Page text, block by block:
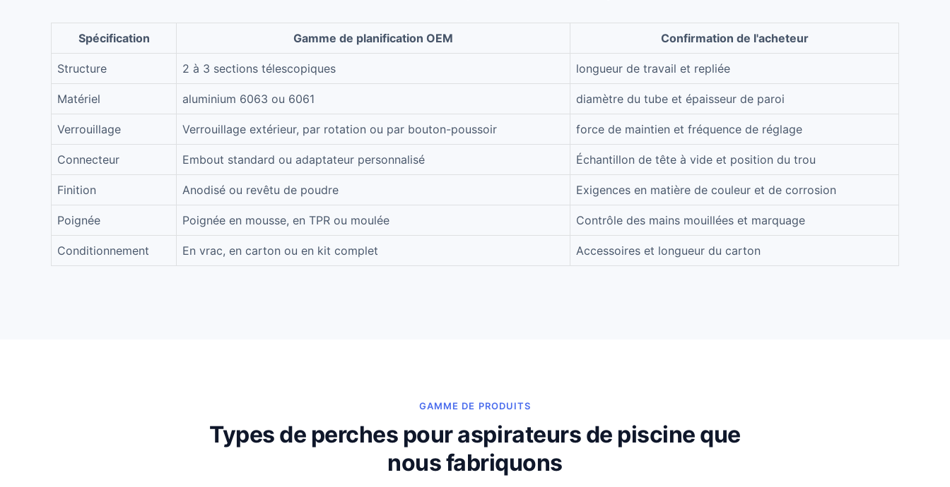
Spécification Gamme de planification OEM Confirmation de l'acheteur
Structure 2 à 3 sections télescopiques longueur de travail et repliée
Matériel aluminium 6063 ou 6061 diamètre du tube et épaisseur de paroi
Verrouillage Verrouillage extérieur, par rotation ou par bouton-poussoir force de maintien et fréquence de réglage
Connecteur Embout standard ou adaptateur personnalisé Échantillon de tête à vide et position du trou
Finition Anodisé ou revêtu de poudre Exigences en matière de couleur et de corrosion
Poignée Poignée en mousse, en TPR ou moulée Contrôle des mains mouillées et marquage
Conditionnement En vrac, en carton ou en kit complet Accessoires et longueur du carton
GAMME DE PRODUITS
Types de perches pour aspirateurs de piscine que
nous fabriquons